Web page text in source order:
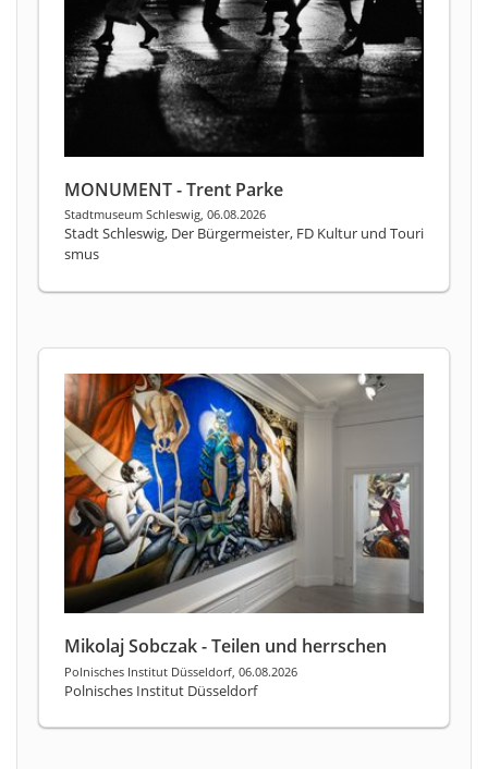
MONUMENT - Trent Parke
Stadtmuseum Schleswig, 06.08.2026
Stadt Schleswig, Der Bürgermeister, FD Kultur und Touri
smus
Mikolaj Sobczak - Teilen und herrschen
Polnisches Institut Düsseldorf, 06.08.2026
Polnisches Institut Düsseldorf